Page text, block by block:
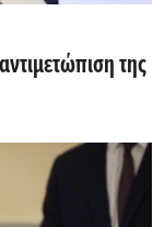
της